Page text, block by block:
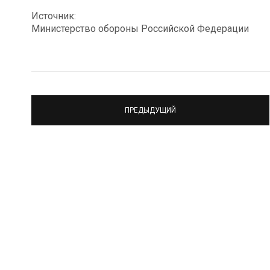
Источник:
Министерство обороны Российской Федерации
ПРЕДЫДУЩИЙ